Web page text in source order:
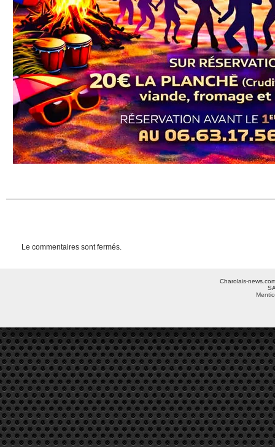
Le commentaires sont fermés.
Charolais-